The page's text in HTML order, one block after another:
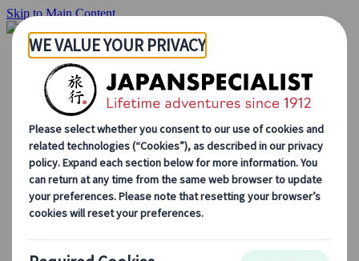
Skip to Main Content
Hjemmesiden
Reiser
Individuelle reiser
Gruppereiser
Kjør-selv ferie
Utflukter
Skreddersydde gruppereiser
Japan Rail Pass
Hvordan vi jobber
Om oss
Vårt team
Bli en del av teamet vårt
Sesongbaserte reisetips
Høydepunkter fra destinasjonen